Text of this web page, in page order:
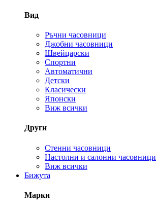
Вид
Ръчни часовници
Джобни часовници
Швейцарски
Спортни
Автоматични
Детски
Класически
Японски
Виж всички
Други
Стенни часовници
Настолни и салонни часовници
Виж всички
Бижута
Марки